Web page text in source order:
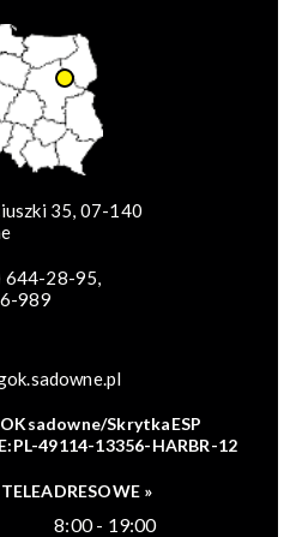
35, 07-140
644-28-95,
989
SkrytkaESP
49114-13356-HARBR-12
»
8:00 - 19:00